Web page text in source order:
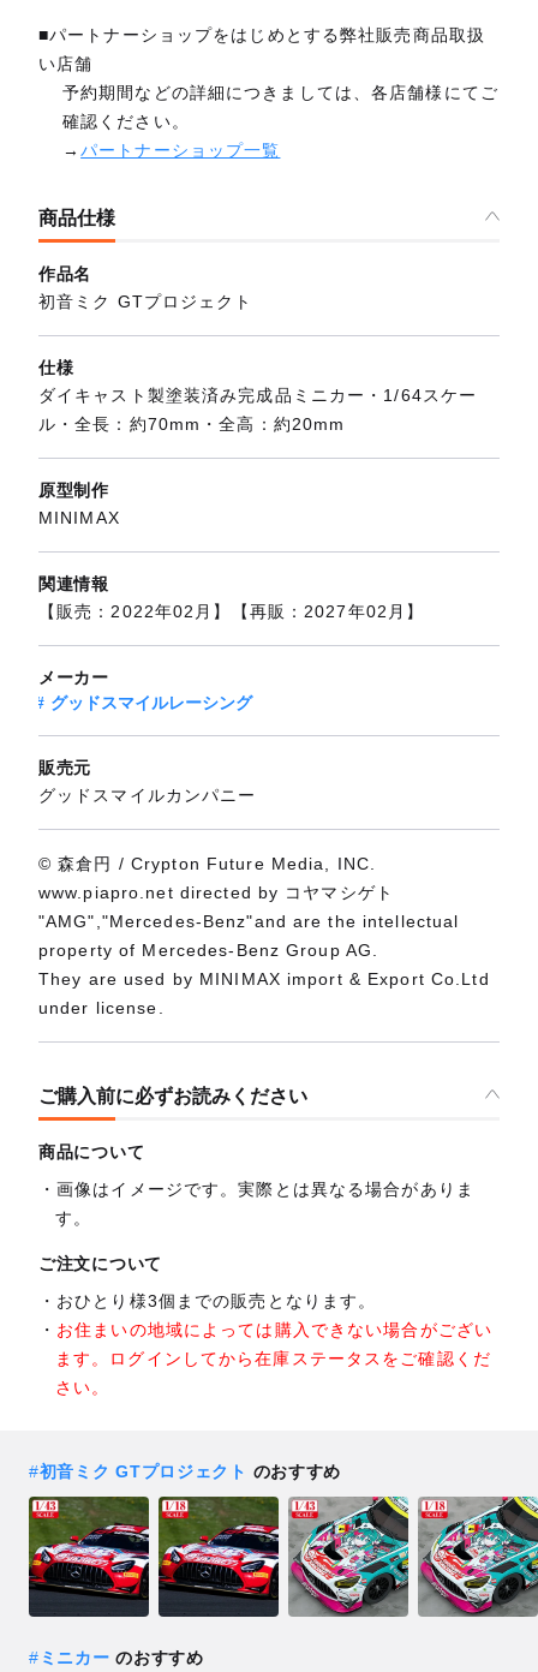
■パートナーショップをはじめとする弊社販売商品取扱
い店舗
予約期間などの詳細につきましては、各店舗様にてご
確認ください。
→パートナーショップ一覧
商品仕様
作品名
初音ミク GTプロジェクト
仕様
ダイキャスト製塗装済み完成品ミニカー・1/64スケー
ル・全長：約70mm・全高：約20mm
原型制作
MINIMAX
関連情報
【販売：2022年02月】【再販：2027年02月】
メーカー
グッドスマイルレーシング
販売元
グッドスマイルカンパニー
© 森倉円 / Crypton Future Media, INC.
www.piapro.net directed by コヤマシゲト
"AMG","Mercedes-Benz"and are the intellectual
property of Mercedes-Benz Group AG.
They are used by MINIMAX import & Export Co.Ltd
under license.
ご購入前に必ずお読みください
商品について
画像はイメージです。実際とは異なる場合がありま
す。
ご注文について
おひとり様3個までの販売となります。
お住まいの地域によっては購入できない場合がござい
ます。ログインしてから在庫ステータスをご確認くだ
さい。
#初音ミク GTプロジェクト のおすすめ
# ミニカー のおすすめ